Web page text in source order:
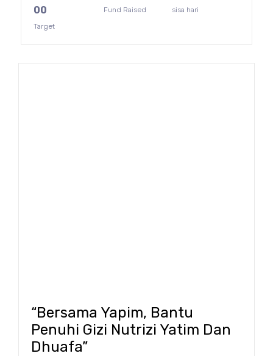
00
Target
sisa hari
Fund Raised
“Bersama Yapim, Bantu
Penuhi Gizi Nutrizi Yatim Dan
Dhuafa”